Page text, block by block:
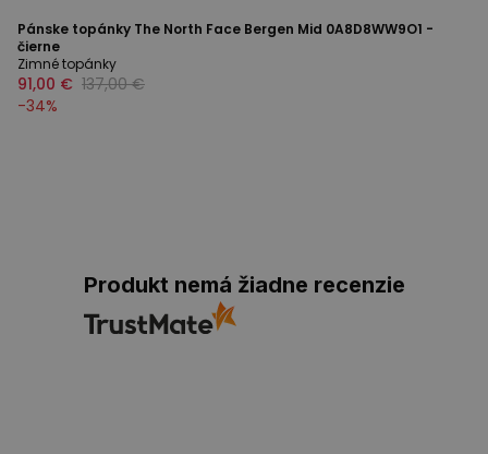
Pánske topánky The North Face Bergen Mid 0A8D8WW9O1 -
čierne
Zimné topánky
91,00 € 137,00 €
-34%
Produkt nemá žiadne recenzie